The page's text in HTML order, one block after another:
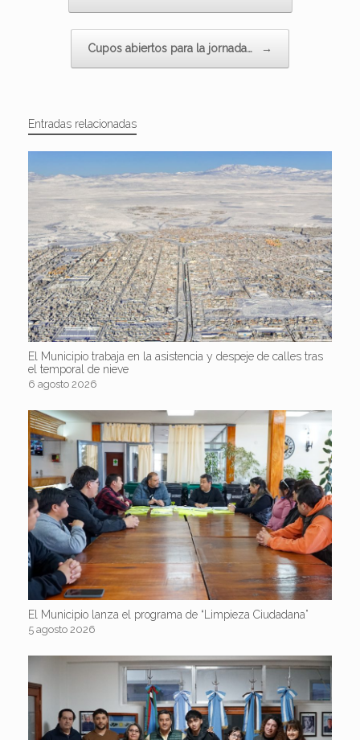
Cupos abiertos para la jornada… →
Entradas relacionadas
El Municipio trabaja en la asistencia y despeje de calles tras
el temporal de nieve
6 agosto 2026
El Municipio lanza el programa de “Limpieza Ciudadana”
5 agosto 2026